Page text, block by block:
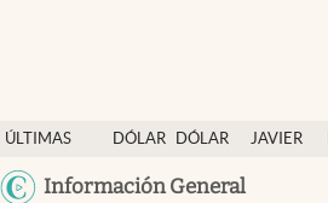
ÚLTIMAS
NOTICIAS
DÓLAR
DÓLAR
JAVIER
Información General
Dólar
Members